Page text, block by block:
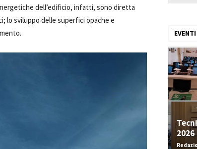
dell’edificio, infatti, sono diretta
lo sviluppo delle superfici opache e
EVENTI
2026